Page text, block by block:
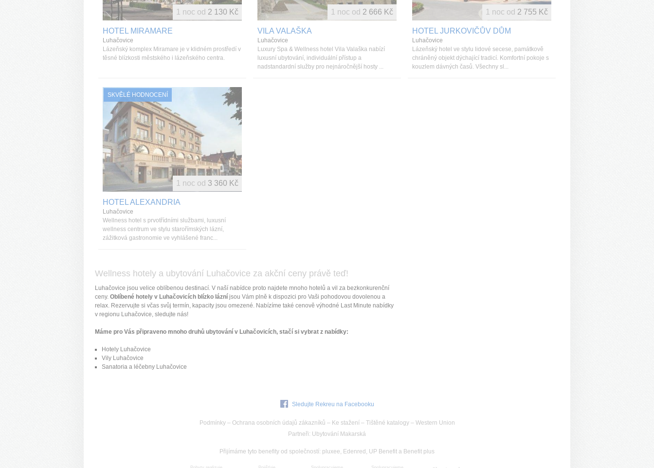
HOTEL MIRAMARE
Luhačovice
Lázeňský komplex Miramare je v klidném prostředí v
těsné blízkosti městského i lázeňského centra.
1 noc od 2 130 Kč
VILA VALAŠKA
Luhačovice
Luxury Spa & Wellness hotel Vila Valaška nabízí
luxusní ubytování, individuální přístup a
nadstandardní služby pro nejnáročnější hosty ...
1 noc od 2 666 Kč
HOTEL JURKOVIČŮV DŮM
Luhačovice
Lázeňský hotel ve stylu lidové secese, památkově
chráněný objekt dýchající tradicí. Komfortní pokoje s
kouzlem dávných časů. Všechny sl...
1 noc od 2 755 Kč
SKVĚLÉ HODNOCENÍ
HOTEL ALEXANDRIA
Luhačovice
Wellness hotel s prvotřídními službami, luxusní
wellness centrum ve stylu starořímských lázní,
zážitková gastronomie ve vyhlášené franc...
1 noc od 3 360 Kč
Wellness hotely a ubytování Luhačovice za akční ceny právě teď!
Luhačovice jsou velice oblíbenou destinací. V naší nabídce proto najdete mnoho hotelů a vil za bezkonkurenční
ceny. Oblíbené hotely v Luhačovicích blízko lázní jsou Vám plně k dispozici pro Vaši pohodovou dovolenou a
relax. Rezervujte si včas svůj termín, kapacity jsou omezené. Nabízíme také cenově výhodné Last Minute nabídky
v regionu Luhačovice, sledujte nás!
Máme pro Vás připraveno mnoho druhů ubytování v Luhačovicích, stačí si vybrat z nabídky:
Hotely Luhačovice
Vily Luhačovice
Sanatoria a léčebny Luhačovice
Sledujte Rekreu na Facebooku
Podmínky– Ochrana osobních údajů zákazníků – Ke stažení – Tištěné katalogy– Western Union
Partneři: Ubytování Makarská
Přijímáme tyto benefity od společností: pluxee, Edenred, UP Benefit a Benefit plus